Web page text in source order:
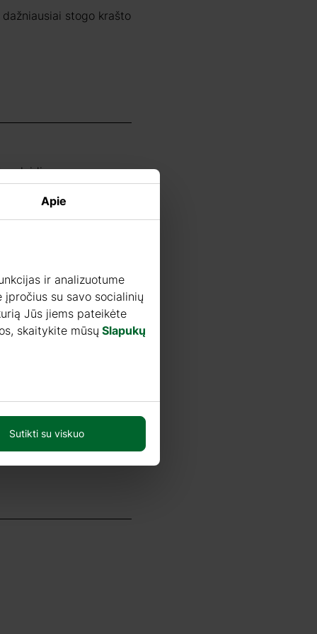
stogo krašto
leidimas.
Apie
ir analizuotume
su savo socialinių
Jūs jiems pateikėte
skaitykite mūsų Slapukų
Sutikti su viskuo